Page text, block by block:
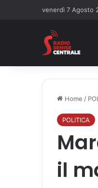
venerdì 7 Agosto
Home /
POLITICA
il